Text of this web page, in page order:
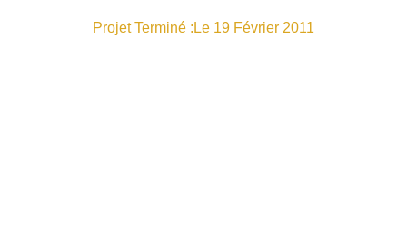
Projet Terminé :Le 19 Février 2011